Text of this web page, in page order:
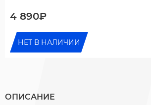
4 890₽
НЕТ В НАЛИЧИИ
ОПИСАНИЕ